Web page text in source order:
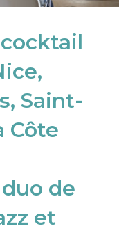
Saint-
Côte
de
et